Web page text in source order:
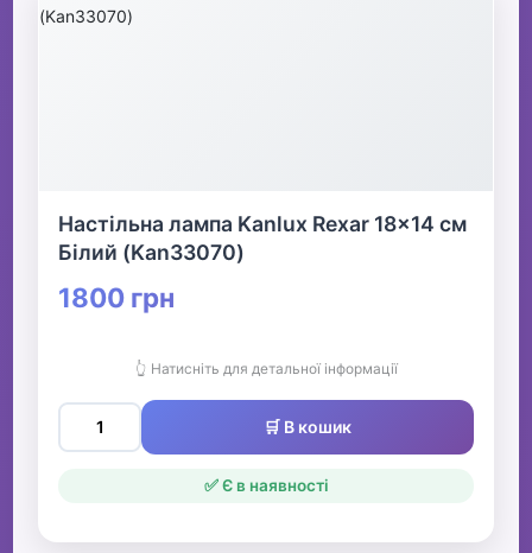
Настільна лампа Kanlux Rexar 18x14 см
Білий (Kan33070)
1800 грн
👆 Натисніть для детальної інформації
🛒 В кошик
✅ Є в наявності